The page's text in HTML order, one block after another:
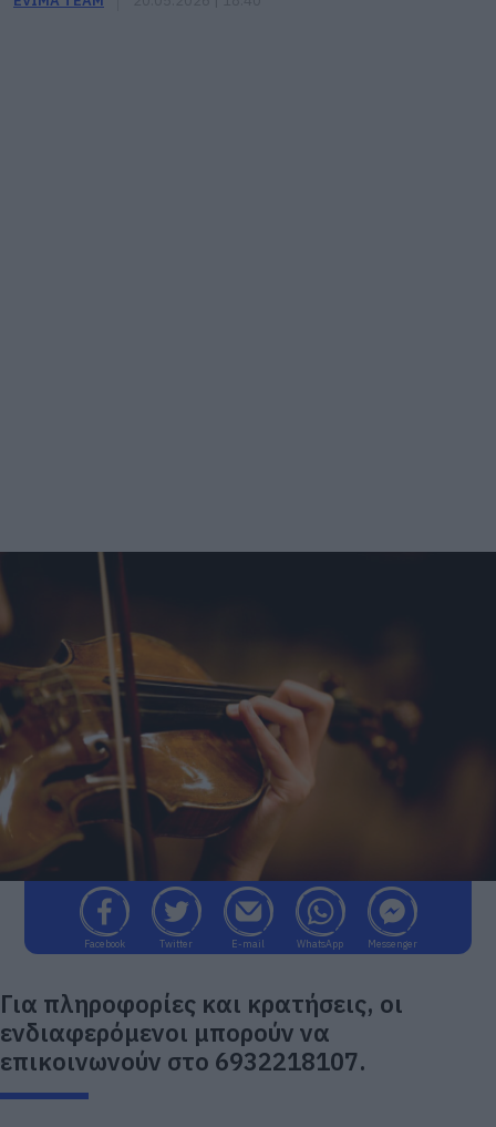
Facebook Twitter E-mail WhatsApp Messenger
Για πληροφορίες και κρατήσεις, οι
ενδιαφερόμενοι μπορούν να
επικοινωνούν στο 6932218107.